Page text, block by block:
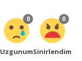
0
Uzgunum
0
Sinirlendim